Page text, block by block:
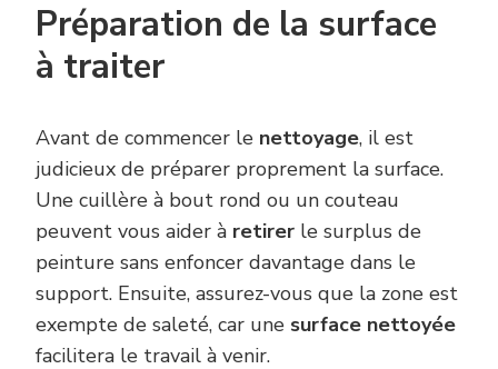
Préparation de la surface
à traiter
Avant de commencer le nettoyage, il est
judicieux de préparer proprement la surface.
Une cuillère à bout rond ou un couteau
peuvent vous aider à retirer le surplus de
peinture sans enfoncer davantage dans le
support. Ensuite, assurez-vous que la zone est
exempte de saleté, car une surface nettoyée
facilitera le travail à venir.